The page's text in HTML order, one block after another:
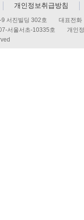
개인정보취급방침
9 서진빌딩 302호 대표
서울서초-10335호 개인정